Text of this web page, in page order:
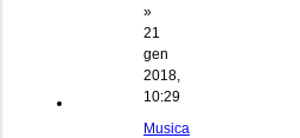
»
21
gen
2018,
10:29
Musica